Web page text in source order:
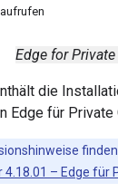
Edge for
die
Edge für Private
– Edge für